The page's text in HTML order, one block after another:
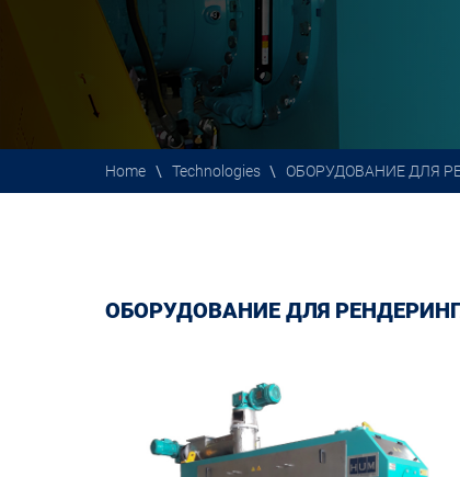
Home \ Technologies \ ОБОРУДОВАНИЕ ДЛЯ
ОБОРУДОВАНИЕ ДЛЯ